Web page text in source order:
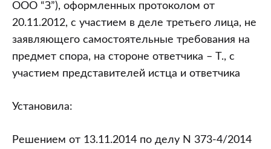
ООО “З”), оформленных протоколом от
20.11.2012, с участием в деле третьего лица, не
заявляющего самостоятельные требования на
предмет спора, на стороне ответчика – Т., с
участием представителей истца и ответчика
Установила:
Решением от 13.11.2014 по делу N 373-4/2014